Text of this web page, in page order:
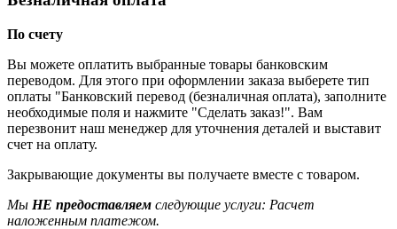
По счету
Вы можете оплатить выбранные товары банковским
переводом. Для этого при оформлении заказа выберете тип
оплаты "Банковский перевод (безналичная оплата), заполните
необходимые поля и нажмите "Сделать заказ!". Вам
перезвонит наш менеджер для уточнения деталей и выставит
счет на оплату.
Закрывающие документы вы получаете вместе с товаром.
Мы НЕ предоставляем следующие услуги: Расчет
наложенным платежом.